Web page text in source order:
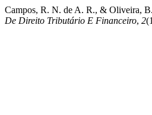
Campos, R. N. de A. R., & Oliveira,
De Direito Tributário E Financeiro, 2